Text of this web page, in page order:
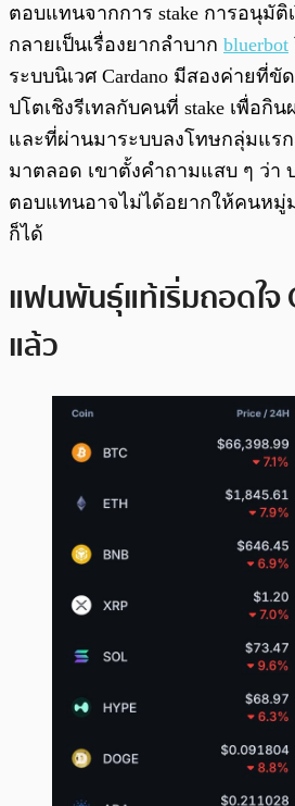
ตอบแทนจากการ stake การอนุมั
กลายเป็นเรื่องยากลำบาก bluerbot
ระบบนิเวศ Cardano มีสองค่ายที่
ปโตเชิงรีเทลกับคนที่ stake เพื่อกิ
และที่ผ่านมาระบบลงโทษกลุ่มแร
มาตลอด เขาตั้งคำถามแสบ ๆ ว่า
ตอบแทนอาจไม่ได้อยากให้คนหมู่
ก็ได้
แฟนพันธุ์แท้เริ่มถอดใจ
แล้ว